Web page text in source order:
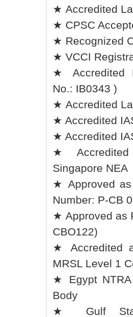
★ Accredited
★ CPSC
★ Recognized
★ VCCI
★ Accredited
No.: IB0343 )
★ Accredited
★ Accredited
★ Accredited
★ Accredited
Singapore NEA
★ Approved as
Number: P-CB
★ Approved as
CBO122)
★ Accredited
MRSL Level 1
★ Egypt NTRA
Body
★ Gulf